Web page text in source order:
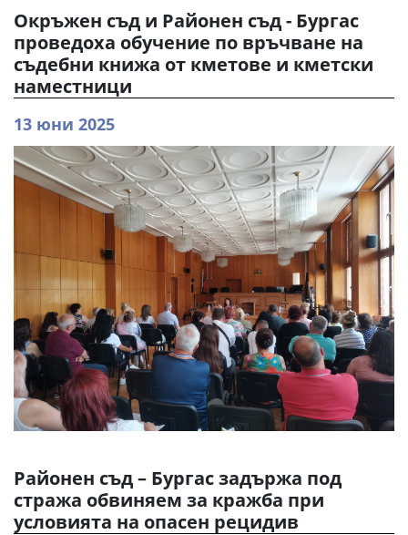
Окръжен съд и Районен съд - Бургас
проведоха обучение по връчване на
съдебни книжа от кметове и кметски
наместници
13 юни 2025
Районен съд – Бургас задържа под
стража обвиняем за кражба при
условията на опасен рецидив